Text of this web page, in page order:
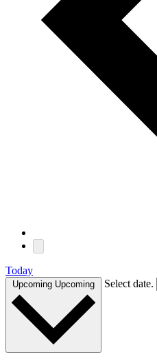
Today
Upcoming Upcoming Select date.